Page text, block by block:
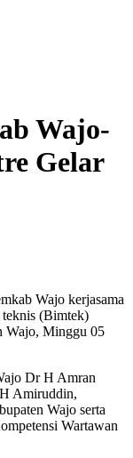
Wajo-
Gelar
Wajo kerjasama
(Bimtek)
Wajo, Minggu 05
Dr H Amran
Amiruddin,
Wajo serta
Wartawan